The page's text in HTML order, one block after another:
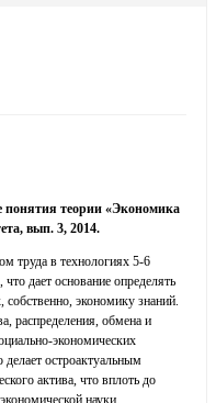
теории «Экономика
вып. 3, 2014.
труда в технологиях 5-6
дает основание определять
экономику знаний.
распределения, обмена и
экономических
остроактуальным
актива, что вплоть до
науки.